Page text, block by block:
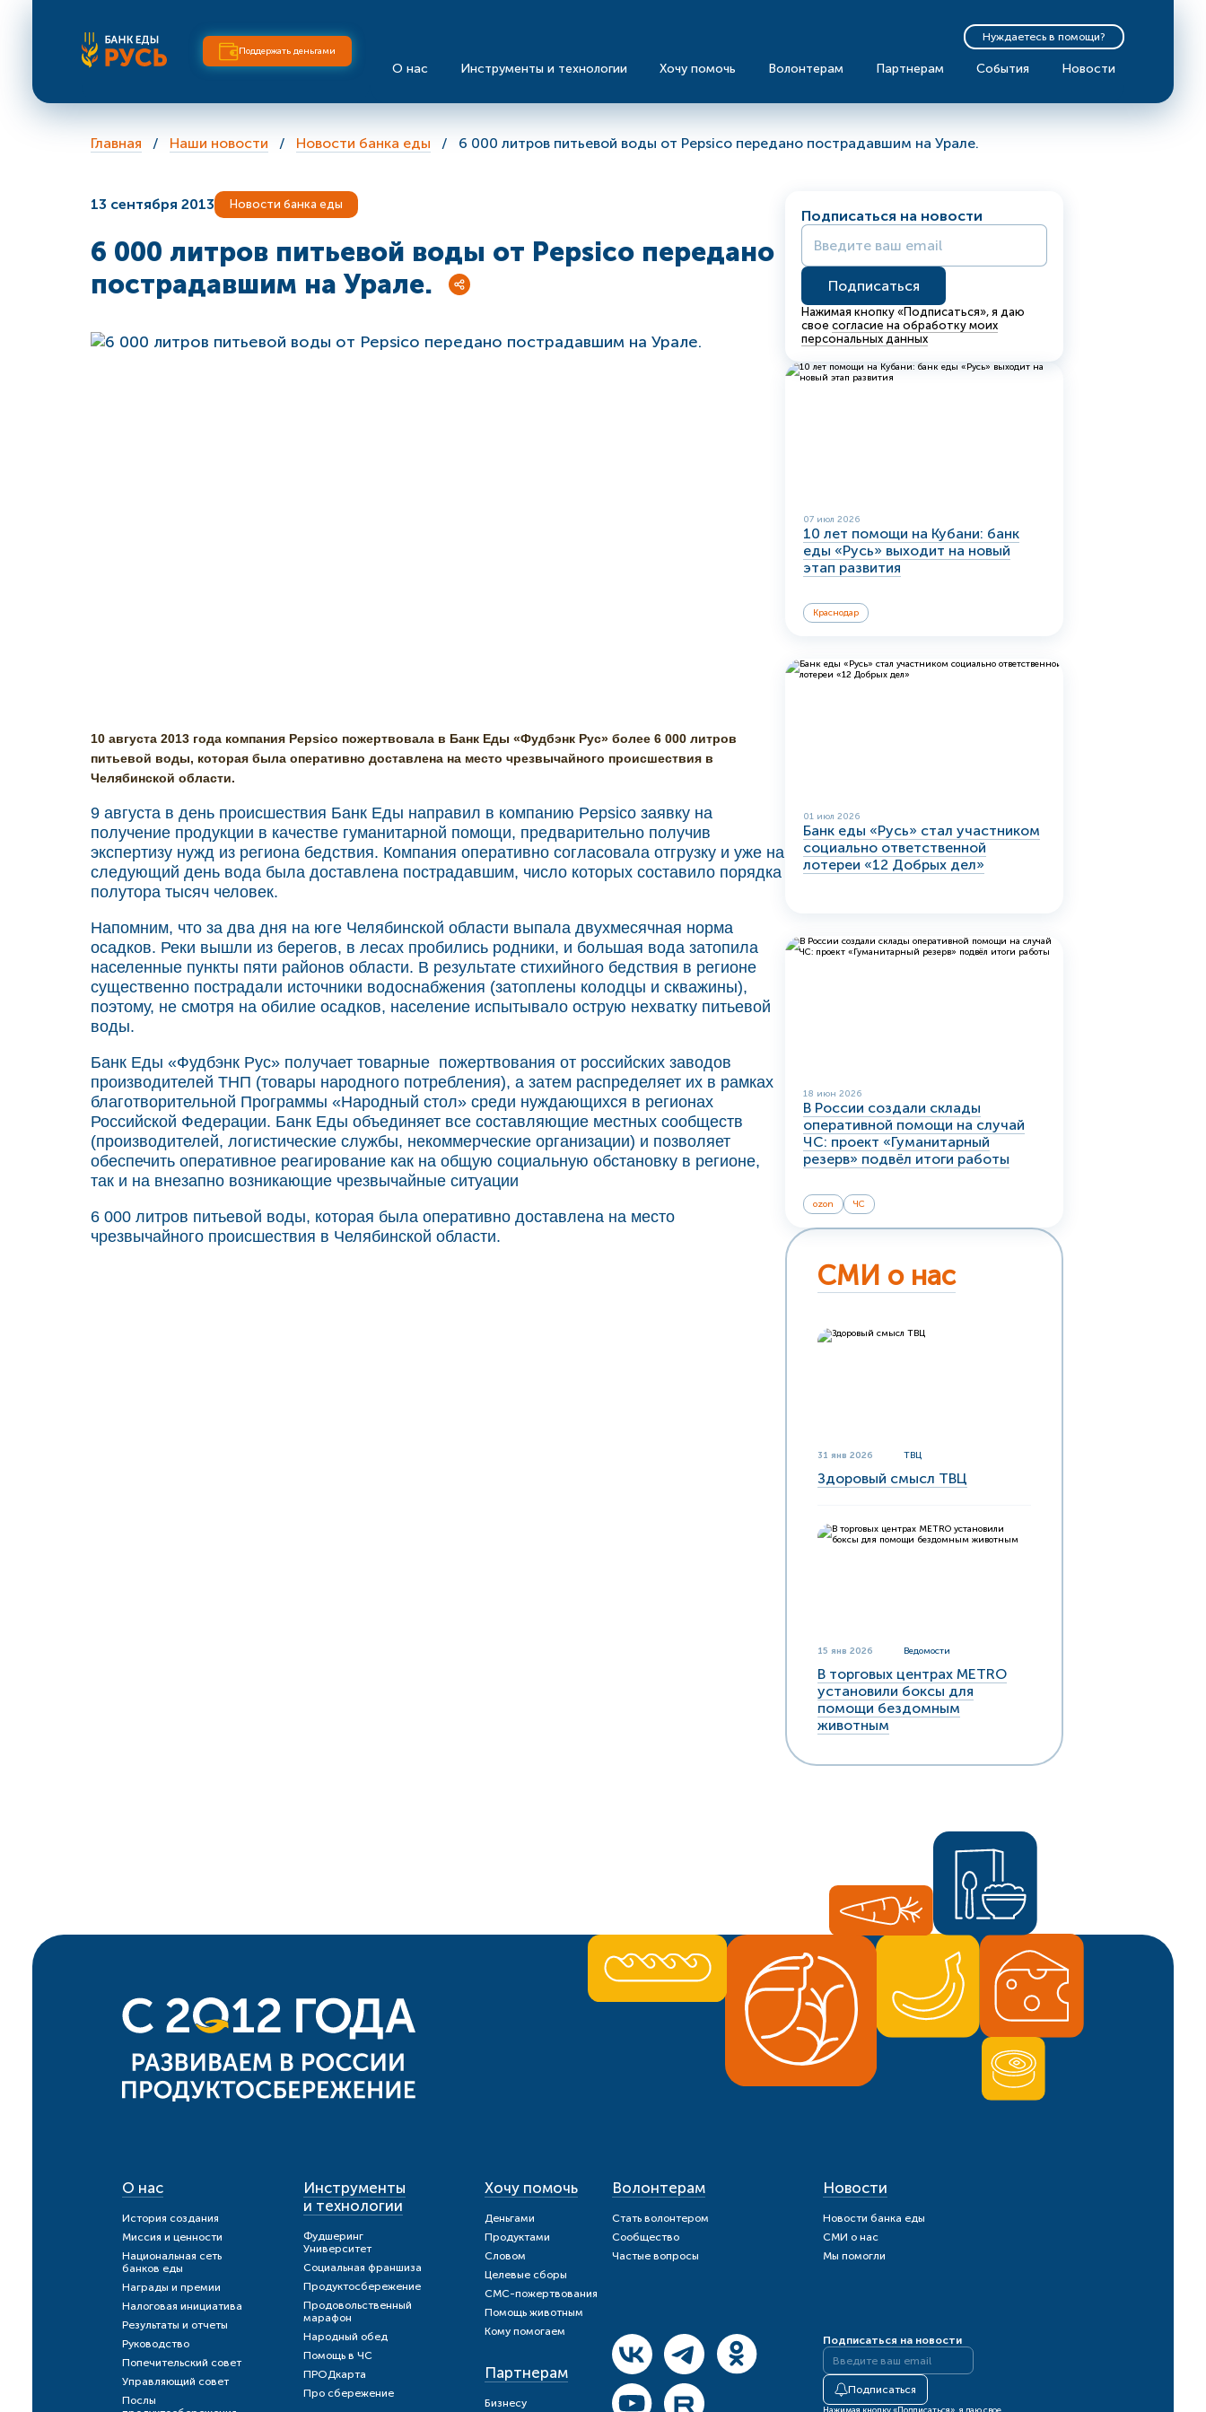
Поддержать деньгами
Нуждаетесь в помощи?
О нас Инструменты и технологии Хочу помочь Волонтерам Партнерам События Новости
Главная Наши новости Новости банка еды 6 000 литров питьевой воды от Pepsico передано пострадавшим на Урале.
13 сентября 2013 Новости банка еды
6 000 литров питьевой воды от Pepsico передано
пострадавшим на Урале.
10 августа 2013 года компания Pepsico пожертвовала в Банк Еды «Фудбэнк Рус» более 6 000 литров
питьевой воды, которая была оперативно доставлена на место чрезвычайного происшествия в
Челябинской области.
9 августа в день происшествия Банк Еды направил в компанию Pepsico заявку на
получение продукции в качестве гуманитарной помощи, предварительно получив
экспертизу нужд из региона бедствия. Компания оперативно согласовала отгрузку и уже на
следующий день вода была доставлена пострадавшим, число которых составило порядка
полутора тысяч человек.
Напомним, что за два дня на юге Челябинской области выпала двухмесячная норма
осадков. Реки вышли из берегов, в лесах пробились родники, и большая вода затопила
населенные пункты пяти районов области. В результате стихийного бедствия в регионе
существенно пострадали источники водоснабжения (затоплены колодцы и скважины),
поэтому, не смотря на обилие осадков, население испытывало острую нехватку питьевой
воды.
Банк Еды «Фудбэнк Рус» получает товарные пожертвования от российских заводов
производителей ТНП (товары народного потребления), а затем распределяет их в рамках
благотворительной Программы «Народный стол» среди нуждающихся в регионах
Российской Федерации. Банк Еды объединяет все составляющие местных сообществ
(производителей, логистические службы, некоммерческие организации) и позволяет
обеспечить оперативное реагирование как на общую социальную обстановку в регионе,
так и на внезапно возникающие чрезвычайные ситуации
6 000 литров питьевой воды, которая была оперативно доставлена на место
чрезвычайного происшествия в Челябинской области.
Подписаться на новости
Нажимая кнопку «Подписаться», я даю
свое согласие на обработку моих
персональных данных
07 июл 2026
10 лет помощи на Кубани: банк
еды «Русь» выходит на новый
этап развития
Краснодар
01 июл 2026
Банк еды «Русь» стал участником
социально ответственной
лотереи «12 Добрых дел»
18 июн 2026
В России создали склады
оперативной помощи на случай
ЧС: проект «Гуманитарный
резерв» подвёл итоги работы
ozon ЧС
СМИ о нас
31 янв 2026 ТВЦ
Здоровый смысл ТВЦ
15 янв 2026 Ведомости
В торговых центрах METRO
установили боксы для
помощи бездомным
животным
О нас
История создания
Миссия и ценности
Национальная сеть
банков еды
Награды и премии
Налоговая инициатива
Результаты и отчеты
Руководство
Попечительский совет
Управляющий совет
Послы
Инструменты
и технологии
Фудшеринг
Университет
Социальная франшиза
Продуктосбережение
Продовольственный
марафон
Народный обед
Помощь в ЧС
ПРОДкарта
Про сбережение
Хочу помочь
Деньгами
Продуктами
Словом
Целевые сборы
СМС-пожертвования
Помощь животным
Кому помогаем
Партнерам
Бизнесу
Волонтерам
Стать волонтером
Сообщество
Частые вопросы
Новости
Новости банка еды
СМИ о нас
Мы помогли
Подписаться на новости
Подписаться
Нажимая кнопку «Подписаться», я даю свое